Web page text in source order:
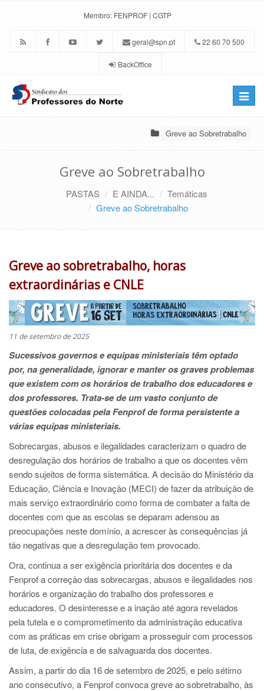
Membro: FENPROF | CGTP
geral@spn.pt 22 60 70 500
BackOffice
Toggle
Greve ao Sobretrabalho
Greve ao Sobretrabalho
PASTAS E AINDA...
Temáticas
Greve ao Sobretrabalho
Greve ao sobretrabalho, horas
extraordinárias e CNLE
11 de setembro de 2025
Sucessivos governos e equipas ministeriais têm optado
por, na generalidade, ignorar e manter os graves problemas
que existem com os horários de trabalho dos educadores e
dos professores. Trata-se de um vasto conjunto de
questões colocadas pela Fenprof de forma persistente a
várias equipas ministeriais.
Sobrecargas, abusos e ilegalidades caracterizam o quadro de
desregulação dos horários de trabalho a que os docentes vêm
sendo sujeitos de forma sistemática. A decisão do Ministério da
Educação, Ciência e Inovação (MECI) de fazer da atribuição de
mais serviço extraordinário como forma de combater a falta de
docentes com que as escolas se deparam adensou as
preocupações neste domínio, a acrescer às consequências já
tão negativas que a desregulação tem provocado.
Ora, continua a ser exigência prioritária dos docentes e da
Fenprof a correção das sobrecargas, abusos e ilegalidades nos
horários e organização do trabalho dos professores e
educadores. O desinteresse e a inação até agora revelados
pela tutela e o comprometimento da administração educativa
com as práticas em crise obrigam a prosseguir com processos
de luta, de exigência e de salvaguarda dos docentes.
Assim, a partir do dia 16 de setembro de 2025, e pelo sétimo
ano consecutivo, a Fenprof convoca greve ao sobretrabalho, às